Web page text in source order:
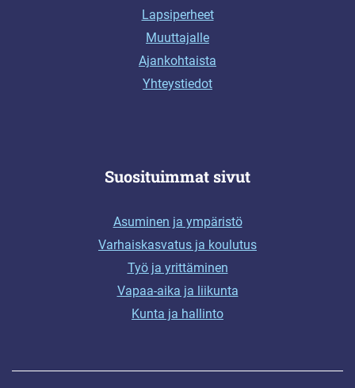
Lapsiperheet
Muuttajalle
Ajankohtaista
Yhteystiedot
Suosituimmat sivut
Asuminen ja ympäristö
Varhaiskasvatus ja koulutus
Työ ja yrittäminen
Vapaa-aika ja liikunta
Kunta ja hallinto